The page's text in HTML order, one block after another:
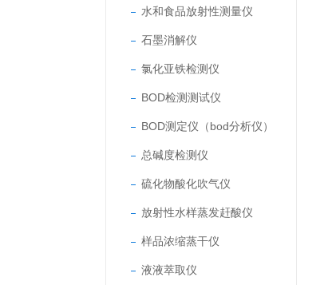
水和食品放射性测量仪
石墨消解仪
氯化亚铁检测仪
BOD检测测试仪
BOD测定仪（bod分析仪）
总碱度检测仪
硫化物酸化吹气仪
放射性水样蒸发赶酸仪
样品浓缩蒸干仪
液液萃取仪